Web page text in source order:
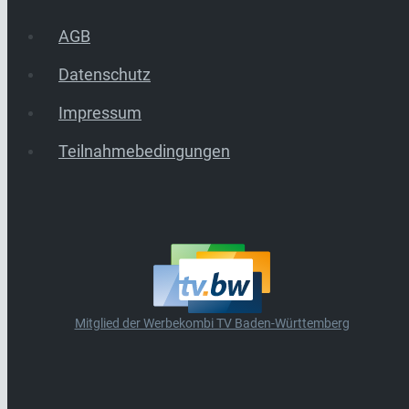
AGB
Datenschutz
Impressum
Teilnahmebedingungen
Mitglied der Werbekombi TV Baden-Württemberg